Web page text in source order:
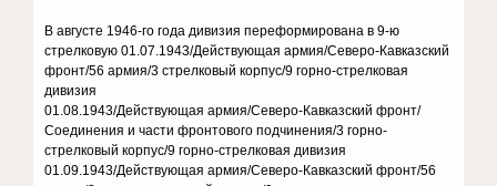
В августе 1946-го года дивизия переформирована в 9-ю
стрелковую 01.07.1943/Действующая армия/Северо-Кавказский
фронт/56 армия/3 стрелковый корпус/9 горно-стрелковая
дивизия
01.08.1943/Действующая армия/Северо-Кавказский фронт/
Соединения и части фронтового подчинения/3 горно-
стрелковый корпус/9 горно-стрелковая дивизия
01.09.1943/Действующая армия/Северо-Кавказский фронт/56